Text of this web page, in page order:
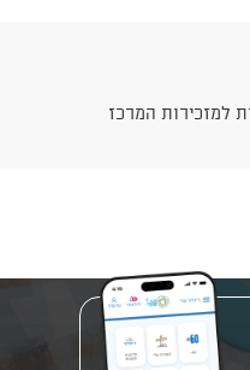
למזכירות המרכז